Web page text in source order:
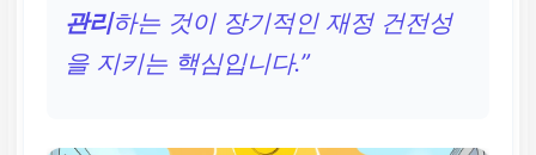
관리하는 것이 장기적인 재정 건전성
을 지키는 핵심입니다.”